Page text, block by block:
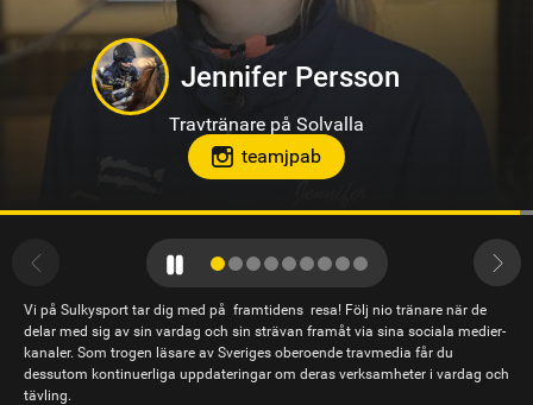
Hanna Forslin
Travtränare på Hagmyren, Hudiksvall
Vi på Sulkysport tar dig med på framtidens resa! Följ nio tränare när de
delar med sig av sin vardag och sin strävan framåt via sina sociala medier-
kanaler. Som trogen läsare av Sveriges oberoende travmedia får du
dessutom kontinuerliga uppdateringar om deras verksamheter i vardag och
tävling.